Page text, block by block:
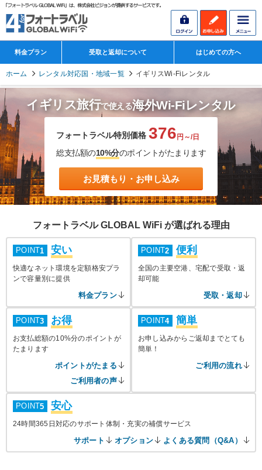
料金プラン 受取と返却について はじめての方へ
ホーム レンタル対応国・地域一覧 イギリスWi-Fiレンタル
イギリス旅行で使える海外Wi-Fiレンタル
フォートラベル特別価格 376円～/日
総支払額の10%分のポイントがたまります
お見積もり・お申し込み
フォートラベル GLOBAL WiFi が選ばれる理由
POINT1 安い
快適なネット環境を定額格安プラ
ンで容量別に提供
料金プラン
POINT2 便利
全国の主要空港、宅配で受取・返
却可能
受取・返却
POINT3 お得
お支払総額の10%分のポイントが
たまります
ポイントがたまる
ご利用者の声
POINT4 簡単
お申し込みからご返却までとても
簡単！
ご利用の流れ
POINT5 安心
24時間365日対応のサポート体制・充実の補償サービス
サポート オプション よくある質問（Q&A）